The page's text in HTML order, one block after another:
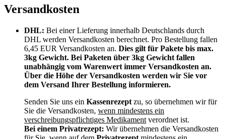
Versandkosten
DHL: Bei einer Lieferung innerhalb Deutschlands durch
DHL werden Versandkosten berechnet. Pro Bestellung fallen
6,45 EUR Versandkosten an. Dies gilt für Pakete bis max.
3kg Gewicht. Bei Paketen über 3kg Gewicht fallen
unabhängig vom Warenwert immer Versandkosten an.
Über die Höhe der Versandkosten werden wir Sie vor
dem Versand Ihrer Bestellung informieren.
Senden Sie uns ein Kassenrezept zu, so übernehmen wir für
Sie die Versandkosten, wenn mindestens ein
verschreibungspflichtiges Medikament verordnet ist.
Bei einem Privatrezept: Wir übernehmen die Versandkosten